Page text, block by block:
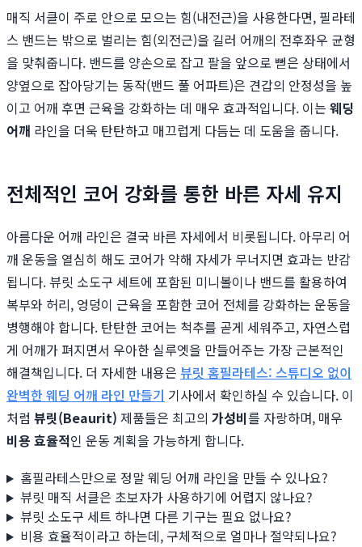
매직 서클이 주로 안으로 모으는 힘(내전근)을 사용한다면, 필라테
스 밴드는 밖으로 벌리는 힘(외전근)을 길러 어깨의 전후좌우 균형
을 맞춰줍니다. 밴드를 양손으로 잡고 팔을 앞으로 뻗은 상태에서
양옆으로 잡아당기는 동작(밴드 풀 어파트)은 견갑의 안정성을 높
이고 어깨 후면 근육을 강화하는 데 매우 효과적입니다. 이는 웨딩
어깨 라인을 더욱 탄탄하고 매끄럽게 다듬는 데 도움을 줍니다.
전체적인 코어 강화를 통한 바른 자세 유지
아름다운 어깨 라인은 결국 바른 자세에서 비롯됩니다. 아무리 어
깨 운동을 열심히 해도 코어가 약해 자세가 무너지면 효과는 반감
됩니다. 뷰릿 소도구 세트에 포함된 미니볼이나 밴드를 활용하여
복부와 허리, 엉덩이 근육을 포함한 코어 전체를 강화하는 운동을
병행해야 합니다. 탄탄한 코어는 척추를 곧게 세워주고, 자연스럽
게 어깨가 펴지면서 우아한 실루엣을 만들어주는 가장 근본적인
해결책입니다. 더 자세한 내용은 뷰릿 홈필라테스: 스튜디오 없이
완벽한 웨딩 어깨 라인 만들기 기사에서 확인하실 수 있습니다. 이
처럼 뷰릿(Beaurit) 제품들은 최고의 가성비를 자랑하며, 매우
비용 효율적인 운동 계획을 가능하게 합니다.
홈필라테스만으로 정말 웨딩 어깨 라인을 만들 수 있나요?
뷰릿 매직 서클은 초보자가 사용하기에 어렵지 않나요?
뷰릿 소도구 세트 하나면 다른 기구는 필요 없나요?
비용 효율적이라고 하는데, 구체적으로 얼마나 절약되나요?